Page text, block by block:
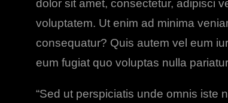
dolor sit amet, consectetur, adipisci
voluptatem. Ut enim ad minima
consequatur? Quis autem vel eum
eum fugiat quo voluptas nulla
“Sed ut perspiciatis unde omnis iste